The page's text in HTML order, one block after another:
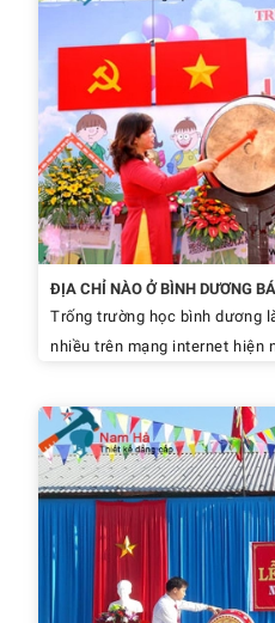
ĐỊA CHỈ NÀO Ở BÌNH DƯƠNG
Trống trường học bình dương
nhiều trên mạng internet hiện